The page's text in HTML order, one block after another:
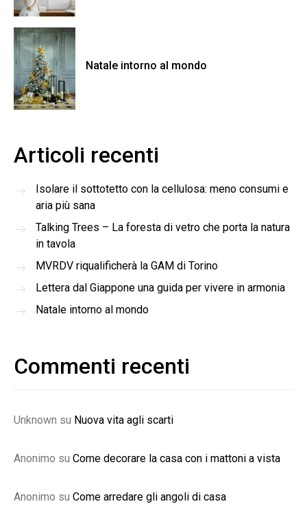
Natale intorno al mondo
Articoli recenti
Isolare il sottotetto con la cellulosa: meno consumi e
aria più sana
Talking Trees – La foresta di vetro che porta la natura
in tavola
MVRDV riqualificherà la GAM di Torino
Lettera dal Giappone una guida per vivere in armonia
Natale intorno al mondo
Commenti recenti
Unknown su Nuova vita agli scarti
Anonimo su Come decorare la casa con i mattoni a vista
Anonimo su Come arredare gli angoli di casa